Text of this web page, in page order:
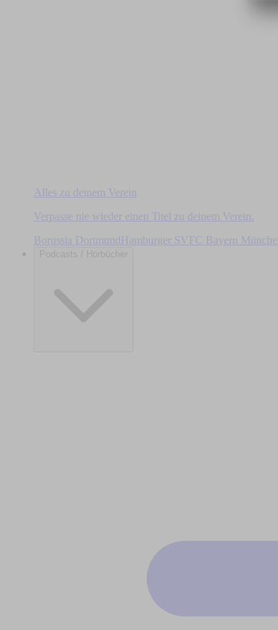
Alles zu deinem Verein
Verpasse nie wieder einen Titel zu deinem Verein.
Borussia DortmundHamburger SV FC Bayern München
Podcasts / Hörbücher